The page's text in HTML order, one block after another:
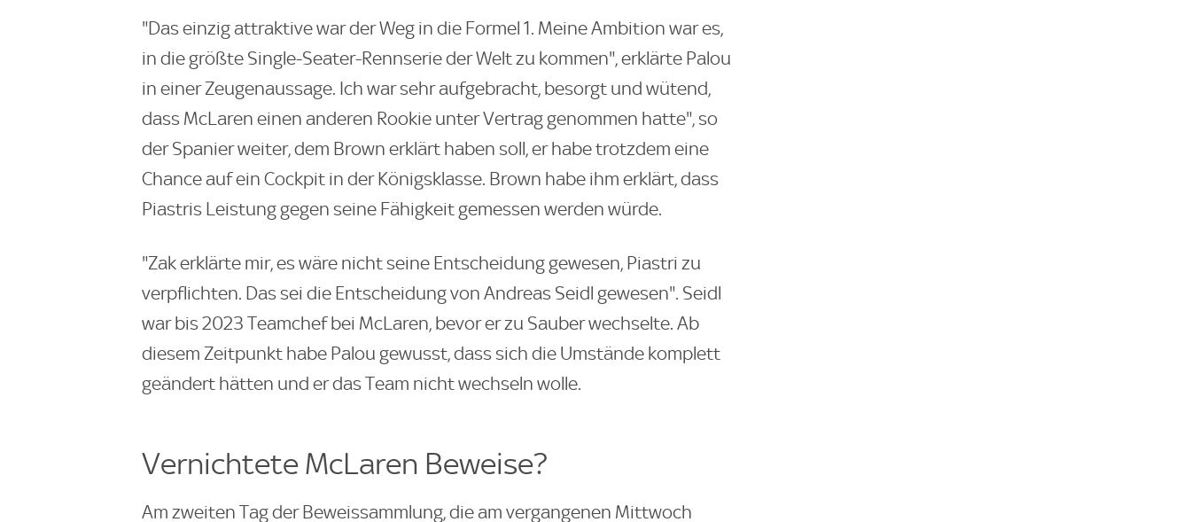
"Das einzig attraktive war der Weg in die Formel 1. Meine Ambition war es,
in die größte Single-Seater-Rennserie der Welt zu kommen", erklärte Palou
in einer Zeugenaussage. Ich war sehr aufgebracht, besorgt und wütend,
dass McLaren einen anderen Rookie unter Vertrag genommen hatte", so
der Spanier weiter, dem Brown erklärt haben soll, er habe trotzdem eine
Chance auf ein Cockpit in der Königsklasse. Brown habe ihm erklärt, dass
Piastris Leistung gegen seine Fähigkeit gemessen werden würde.
"Zak erklärte mir, es wäre nicht seine Entscheidung gewesen, Piastri zu
verpflichten. Das sei die Entscheidung von Andreas Seidl gewesen". Seidl
war bis 2023 Teamchef bei McLaren, bevor er zu Sauber wechselte. Ab
diesem Zeitpunkt habe Palou gewusst, dass sich die Umstände komplett
geändert hätten und er das Team nicht wechseln wolle.
Vernichtete McLaren Beweise?
Am zweiten Tag der Beweissammlung, die am vergangenen Mittwoch